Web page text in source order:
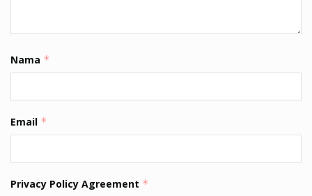
Nama *
Email *
Privacy Policy Agreement *